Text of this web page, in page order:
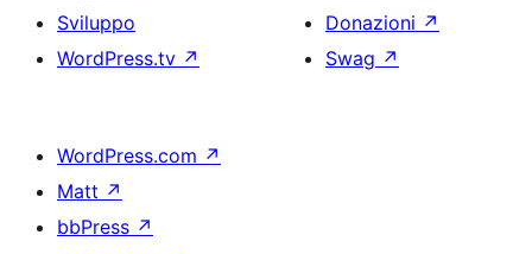
Sviluppo
WordPress.tv ↗
Donazioni ↗
Swag ↗
WordPress.com ↗
Matt ↗
bbPress ↗